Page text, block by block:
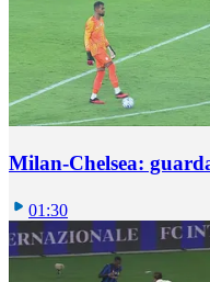
Milan-Chelsea:
01:30